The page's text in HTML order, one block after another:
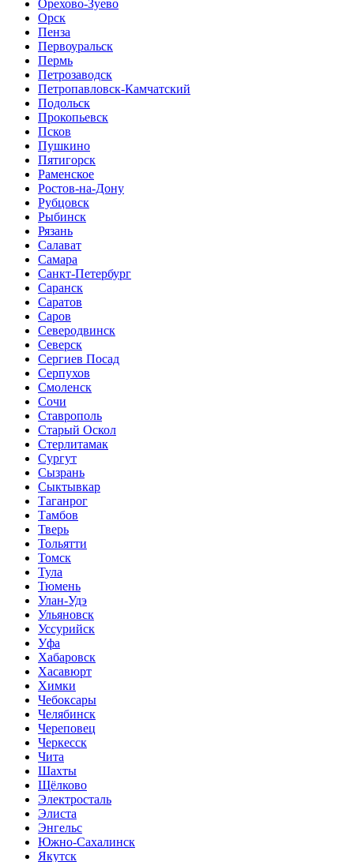
Орехово-Зуево
Орск
Пенза
Первоуральск
Пермь
Петрозаводск
Петропавловск-Камчатский
Подольск
Прокопьевск
Псков
Пушкино
Пятигорск
Раменское
Ростов-на-Дону
Рубцовск
Рыбинск
Рязань
Салават
Самара
Санкт-Петербург
Саранск
Саратов
Саров
Северодвинск
Северск
Сергиев Посад
Серпухов
Смоленск
Сочи
Ставрополь
Старый Оскол
Стерлитамак
Сургут
Сызрань
Сыктывкар
Таганрог
Тамбов
Тверь
Тольятти
Томск
Тула
Тюмень
Улан-Удэ
Ульяновск
Уссурийск
Уфа
Хабаровск
Хасавюрт
Химки
Чебоксары
Челябинск
Череповец
Черкесск
Чита
Шахты
Щёлково
Электросталь
Элиста
Энгельс
Южно-Сахалинск
Якутск